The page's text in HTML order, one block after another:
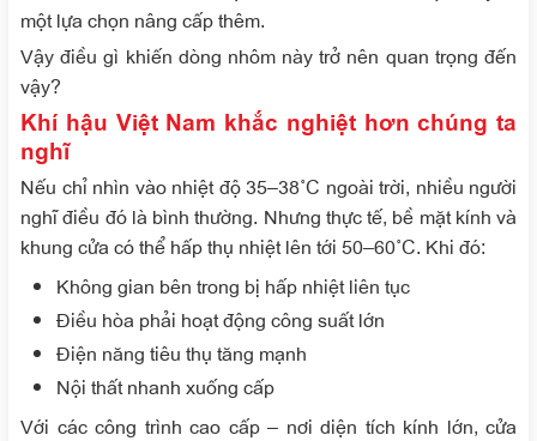
một lựa chọn nâng cấp thêm.
Vậy điều gì khiến dòng nhôm này trở nên quan trọng đến
vậy?
Khí hậu Việt Nam khắc nghiệt hơn chúng ta
nghĩ
Nếu chỉ nhìn vào nhiệt độ 35–38°C ngoài trời, nhiều người
nghĩ điều đó là bình thường. Nhưng thực tế, bề mặt kính và
khung cửa có thể hấp thụ nhiệt lên tới 50–60°C. Khi đó:
Không gian bên trong bị hấp nhiệt liên tục
Điều hòa phải hoạt động công suất lớn
Điện năng tiêu thụ tăng mạnh
Nội thất nhanh xuống cấp
Với các công trình cao cấp – nơi diện tích kính lớn, cửa